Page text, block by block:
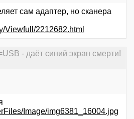
сам адаптер, но сканера
Viewfull/2212682.html
- даёт синий экран смерти!
Image/img6381_16004.jpg